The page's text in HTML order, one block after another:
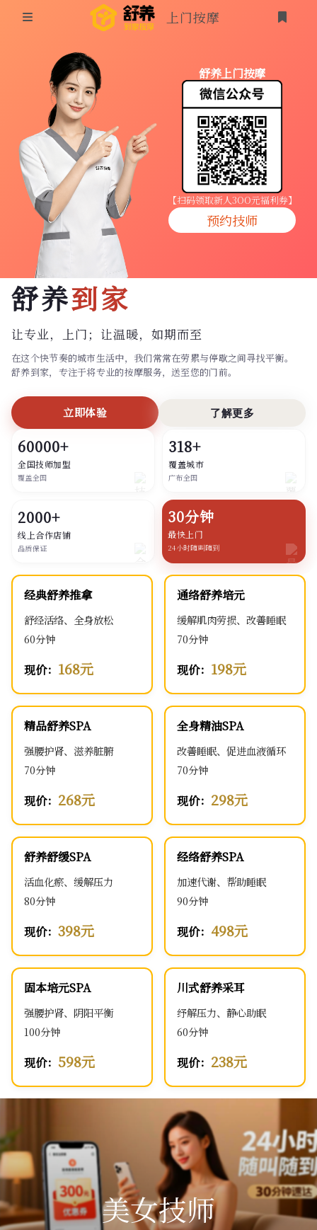
同城按摩
上门按摩
养生按摩
技师入驻
商家入驻
代理入驻
预约技师
上门按摩
登录
舒养上门按摩
【扫码领取新人3OO元福利券】
预约技师
舒养到家
让专业，上门； 让温暖，如期而至
在这个快节奏的城市生活中，我们常常在劳累与停歇之间寻找平衡。
舒养到家，专注于将专业的按摩服务，送至您的门前。
立即体验 了解更多
60000+
全国技师加盟
覆盖全国
318+
覆盖城市
广布全国
2000+
线上合作店铺
品质保证
30分钟
最快上门
24小时随叫随到
经典舒养推拿
舒经活络、全身放松
60分钟
现价： 168元
通络舒养培元
缓解肌肉劳损、改善睡眠
70分钟
现价： 198元
精品舒养SPA
强腰护肾、滋养脏腑
70分钟
现价： 268元
全身精油SPA
改善睡眠、促进血液循环
70分钟
现价： 298元
舒养舒缓SPA
活血化瘀、缓解压力
80分钟
现价： 398元
经络舒养SPA
加速代谢、帮助睡眠
90分钟
现价： 498元
固本培元SPA
强腰护肾、阴阳平衡
100分钟
现价： 598元
川式舒养采耳
纾解压力、静心助眠
60分钟
现价： 238元
美女技师